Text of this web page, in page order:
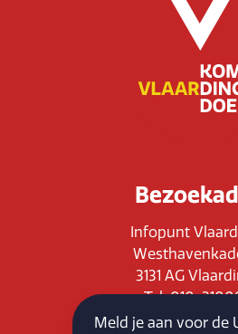
Infopunt
3131 AG
Tel: 010-
E-mail:
Meld je aan voor de